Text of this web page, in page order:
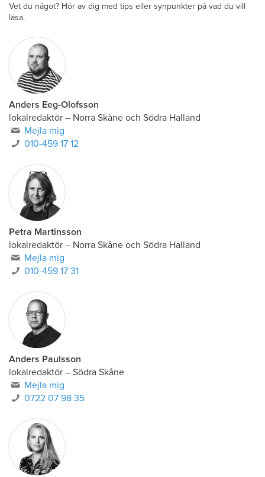
Vet du något? Hör av dig med tips eller synpunkter på vad du vill
läsa.
Anders Eeg-Olofsson
lokalredaktör – Norra Skåne och Södra Halland
Mejla mig
010-459 17 12
Petra Martinsson
lokalredaktör – Norra Skåne och Södra Halland
Mejla mig
010-459 17 31
Anders Paulsson
lokalredaktör – Södra Skåne
Mejla mig
0722 07 98 35